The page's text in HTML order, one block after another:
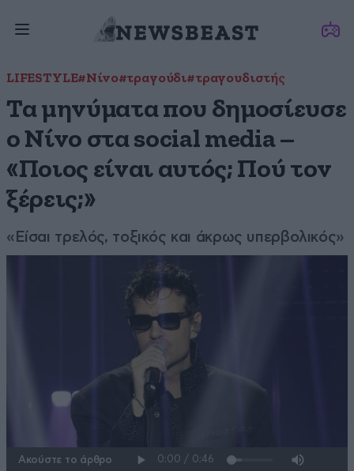
LIFESTYLE#Νίνο#τραγούδι#τραγουδιστής
Τα μηνύματα που δημοσίευσε
ο Νίνο στα social media –
«Ποιος είναι αυτός; Πού τον
ξέρεις;»
«Είσαι τρελός, τοξικός και άκρως υπερβολικός»
Ακούστε το άρθρο